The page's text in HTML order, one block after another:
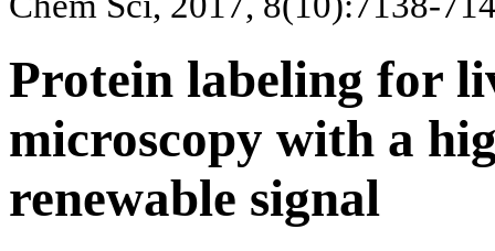
Protein labeling for
microscopy with a
renewable signal